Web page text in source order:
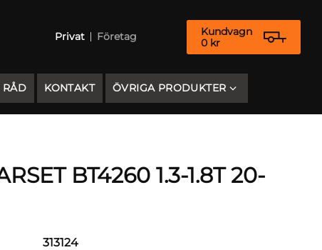
Privat Företag
Kundvagn
0 kr
RÅD KONTAKT ÖVRIGA PRODUKTER
BT4260 1.3-1.8T 20-
313124